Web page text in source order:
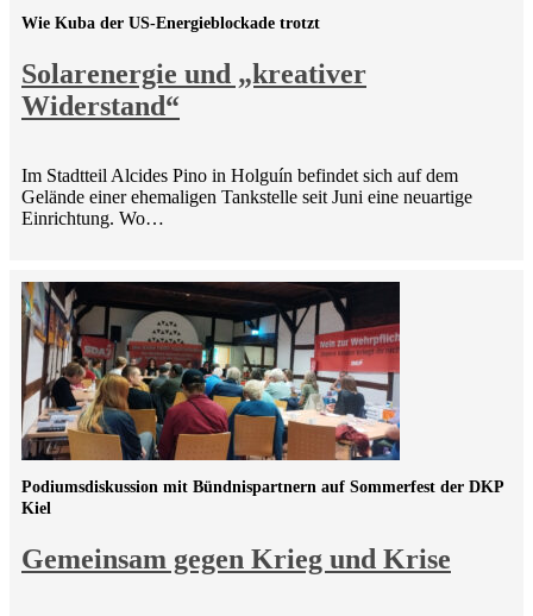
Solarenergie und „kreativer
Widerstand“
Wie Kuba der US-Energieblockade trotzt
Im Stadtteil Alcides Pino in Holguín befindet sich auf dem
Gelände einer ehemaligen Tankstelle seit Juni eine neuartige
Einrichtung. Wo…
Gemeinsam gegen Krieg und Krise
Podiumsdiskussion mit Bündnispartnern auf Sommerfest der DKP
Kiel